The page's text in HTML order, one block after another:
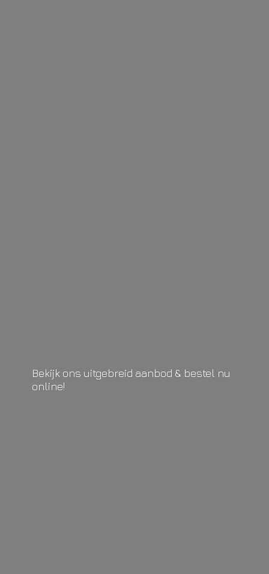
Bekijk ons uitgebreid aanbod & bestel nu
online!